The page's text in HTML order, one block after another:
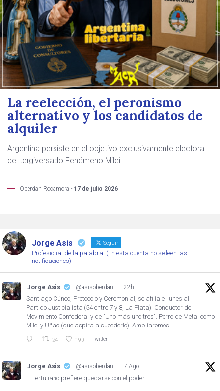
La reelección, el peronismo
alternativo y los candidatos de
alquiler
Argentina persiste en el objetivo exclusivamente electoral
del tergiversado Fenómeno Milei.
Oberdan Rocamora - 17 de julio 2026
Jorge Asis Seguir
Profesional de la palabra. (En esta cuenta no se leen las
notificaciones)
Jorge Asis @asisoberdan · 22h
Santiago Cúneo, Protocolo y Ceremonial, se afilia el lunes al
Partido Justicialista (54 entre 7 y 8, La Plata). Conductor del
Movimiento Confederal y de "Uno más uno tres". Perro de Metal como
Milei y Uñac (que aspira a sucederlo). Ampliaremos.
24 190 Twitter
Jorge Asis @asisoberdan · 7 Ago
El Tertuliano prefiere quedarse con el poder